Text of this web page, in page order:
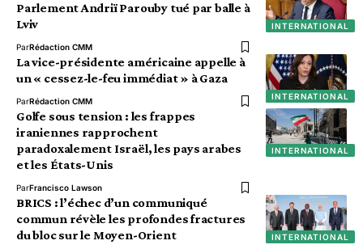
INTERNATIONAL
Parlement Andriï Parouby tué par balle à
Lviv
ParRédaction CMM
INTERNATIONAL
La vice-présidente américaine appelle à
un « cessez-le-feu immédiat » à Gaza
ParRédaction CMM
INTERNATIONAL
Golfe sous tension : les frappes
iraniennes rapprochent
paradoxalement Israël, les pays arabes
et les États-Unis
ParFrancisco Lawson
INTERNATIONAL
BRICS : l’échec d’un communiqué
commun révèle les profondes fractures
du bloc sur le Moyen-Orient